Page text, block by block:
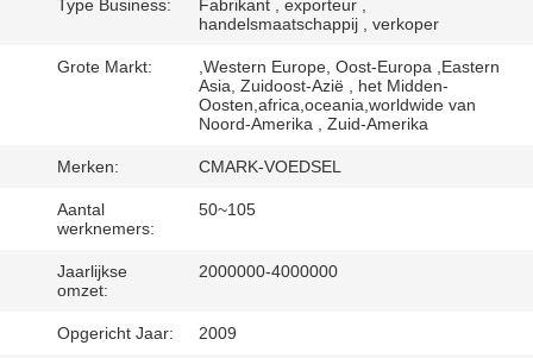
MET
NIEUWS
Type Business:
Fabrikant , exporteur ,
handelsmaatschappij , verkoper
Grote Markt:
,Western Europe, Oost-Europa ,Eastern
Asia, Zuidoost-Azië , het Midden-
Oosten,africa,oceania,worldwide van
Noord-Amerika , Zuid-Amerika
Merken: CMARK-VOEDSEL
Aantal
werknemers:
50~105
Jaarlijkse
omzet:
2000000-4000000
Opgericht Jaar: 2009